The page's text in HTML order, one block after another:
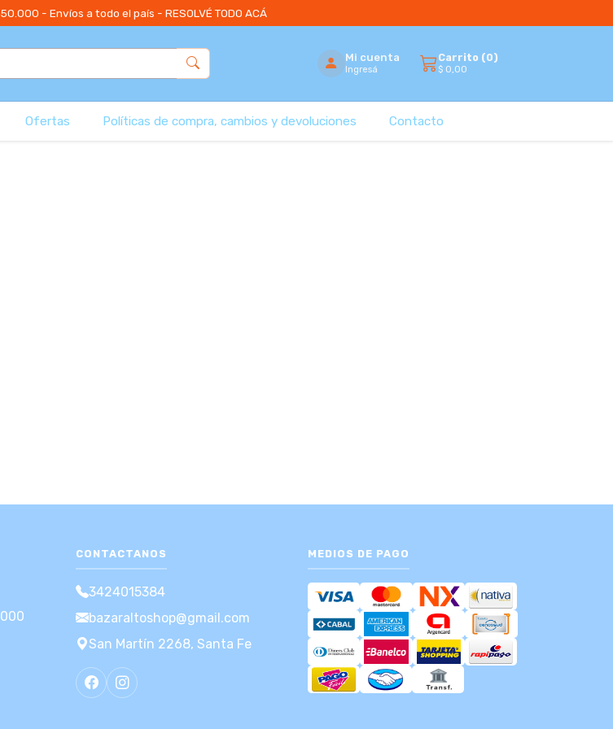
- Envíos a todo el país - RESOLVÉ TODO ACÁ
Mi cuenta
Ingresá
Carrito (0)
$ 0,00
Ofertas Políticas de compra, cambios y devoluciones Contacto
CONTACTANOS
3424015384
bazaraltoshop@gmail.com
San Martín 2268, Santa Fe
MEDIOS DE PAGO